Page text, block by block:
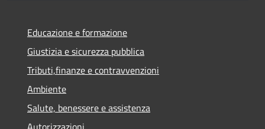
Educazione e formazione
Giustizia e sicurezza pubblica
Tributi,finanze e contravvenzioni
Ambiente
Salute, benessere e assistenza